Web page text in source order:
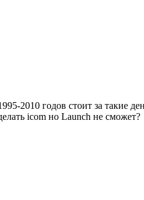
2010 годов стоит за такие
icom но Launch не сможет?